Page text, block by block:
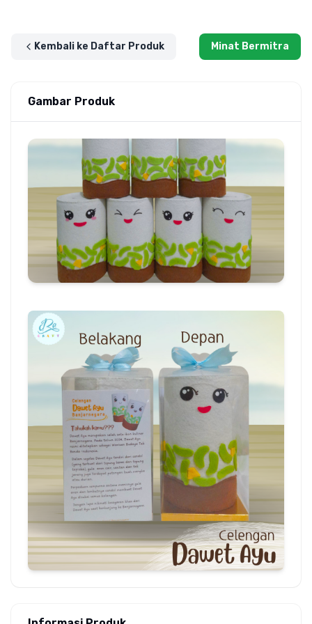
Kembali ke Daftar Produk Minat Bermitra
Gambar Produk